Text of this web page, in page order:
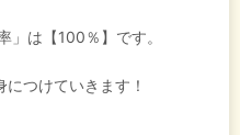
」は【100％】です。
つけていきます！